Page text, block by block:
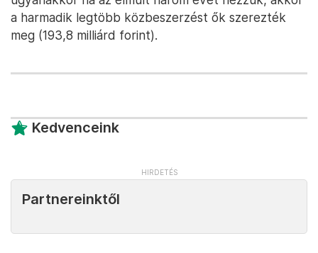
a harmadik legtöbb közbeszerzést ők szerezték
meg (193,8 milliárd forint).
Kedvenceink
Partnereinktől